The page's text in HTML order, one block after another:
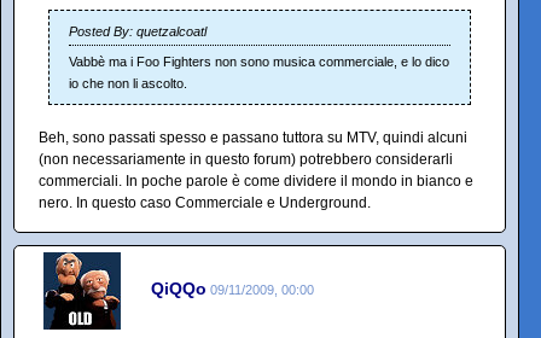
Posted By: quetzalcoatl
Vabbè ma i Foo Fighters non sono musica commerciale, e lo dico
io che non li ascolto.
Beh, sono passati spesso e passano tuttora su MTV, quindi alcuni
(non necessariamente in questo forum) potrebbero considerarli
commerciali. In poche parole è come dividere il mondo in bianco e
nero. In questo caso Commerciale e Underground.
QiQQo 09/11/2009, 00:00